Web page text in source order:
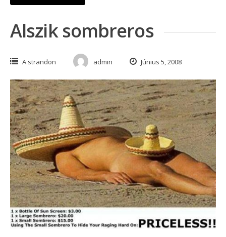
Alszik sombreros
A strandon admin Június 5, 2008